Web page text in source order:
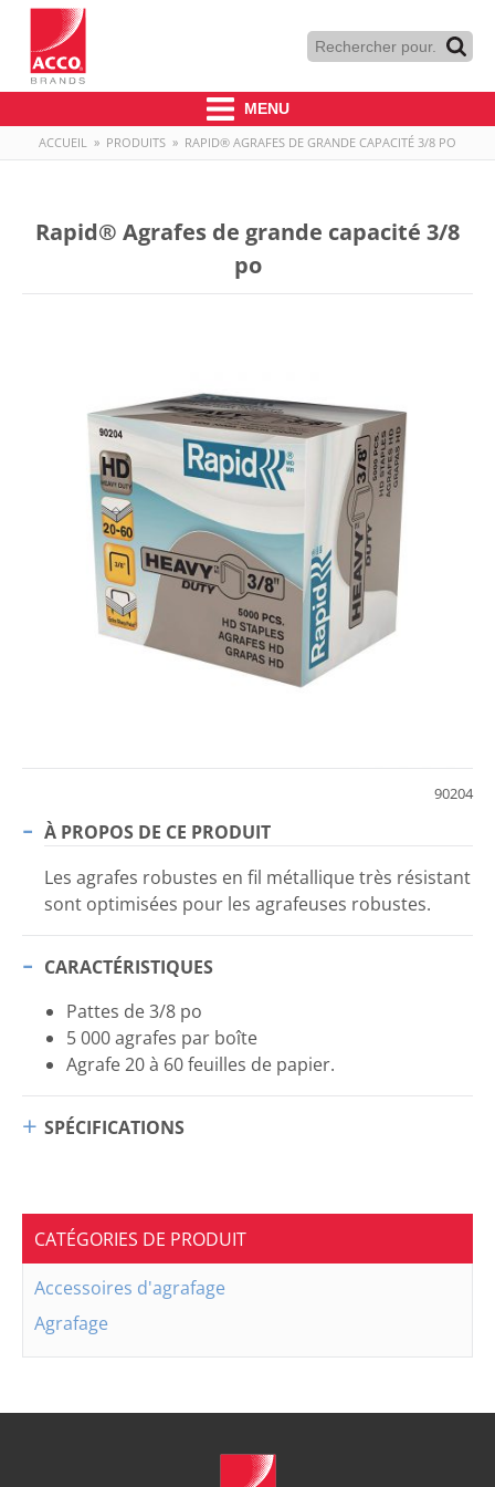
MENU
ACCUEIL » PRODUITS » RAPID® AGRAFES DE GRANDE CAPACITÉ 3/8 PO
Rapid® Agrafes de grande capacité 3/8
po
90204
À PROPOS DE CE PRODUIT
Les agrafes robustes en fil métallique très résistant
sont optimisées pour les agrafeuses robustes.
CARACTÉRISTIQUES
Pattes de 3/8 po
5 000 agrafes par boîte
Agrafe 20 à 60 feuilles de papier.
SPÉCIFICATIONS
CATÉGORIES DE PRODUIT
Accessoires d'agrafage
Agrafage